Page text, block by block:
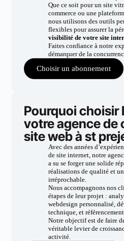
Que ce soit pour un site
commerce ou une
nous utilisons des outils
flexibles pour assurer la
visibilité de votre site
Faites confiance à notre
démarquer de la
Choisir un abonnement
Pourquoi choisir
votre agence de
site web à st
Avec des années
de site internet, notre
a su se forger une solide
réalisations de qualité et
irréprochable.
Nous accompagnons nos
étapes de leur projet :
webdesign personnalisé,
technique, et
Notre objectif est de faire
véritable levier de
activité.